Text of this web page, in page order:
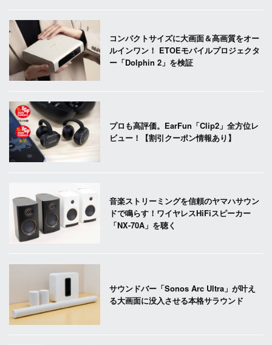
コンパクトサイズに大画面＆高画質をオー
ルインワン！ ETOEモバイルプロジェクタ
ー「Dolphin 2」を検証
プロも高評価。EarFun「Clip2」全方位レ
ビュー！【割引クーポン情報あり】
音楽ストリーミングを信頼のヤマハサウン
ドで鳴らす！ワイヤレスHiFiスピーカー
「NX-70A」を聴く
サウンドバー「Sonos Arc Ultra」が叶え
る大画面に没入させる本格サラウンド